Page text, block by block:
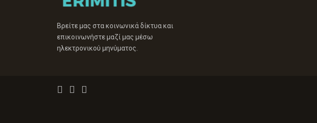
Βρείτε μας στα κοινωνικά δίκτυα και
επικοινωνήστε μαζί μας μέσω
ηλεκτρονικού μηνύματος.